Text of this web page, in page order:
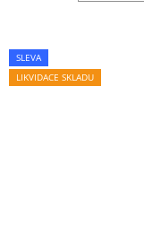
SLEVA
LIKVIDACE SKLADU